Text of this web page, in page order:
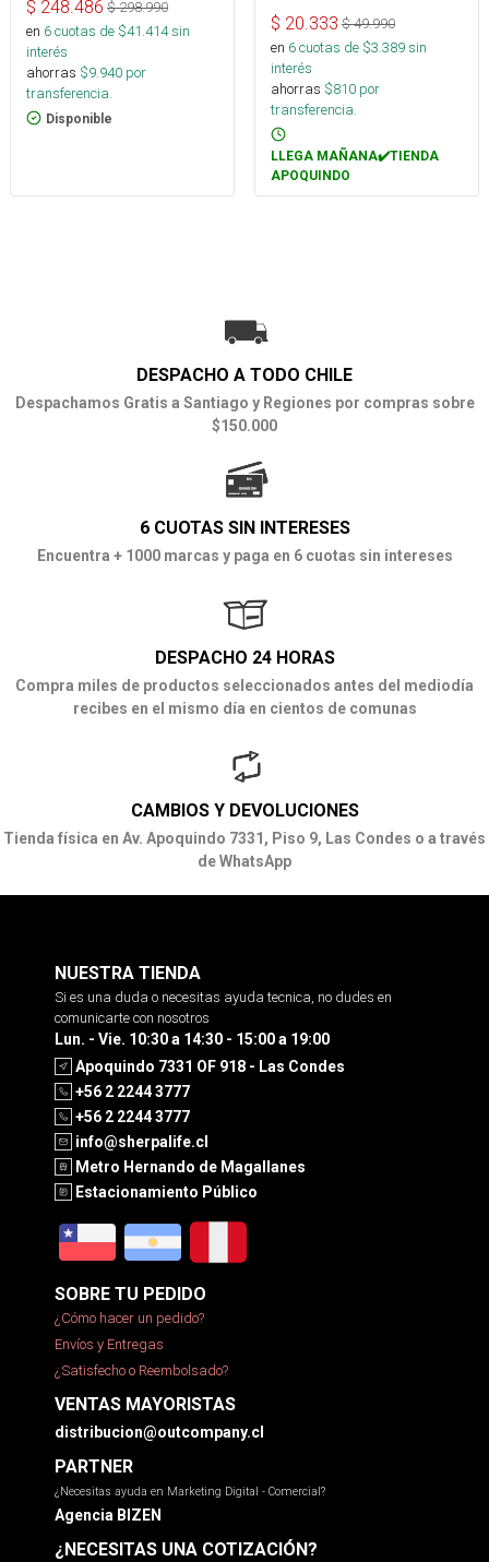
$ 248.486 $298.990
en 6cuotas de $41.414sin
interés
ahorras $9.940 por
transferencia.
Disponible
$ 20.333 $49.990
en 6cuotas de $3.389sin
interés
ahorras $810 por
transferencia.
LLEGA MAÑANA✔️TIENDA
APOQUINDO
DESPACHO A TODO CHILE
Despachamos Gratis a Santiago y Regiones por compras sobre
$150.000
6 CUOTAS SIN INTERESES
Encuentra + 1000 marcas y paga en 6 cuotas sin intereses
DESPACHO 24 HORAS
Compra miles de productos seleccionados antes del mediodía
recibes en el mismo día en cientos de comunas
CAMBIOS Y DEVOLUCIONES
Tienda física en Av. Apoquindo 7331, Piso 9, Las Condes o a través
de WhatsApp
NUESTRA TIENDA
Si es una duda o necesitas ayuda tecnica, no dudes en
comunicarte con nosotros
Lun. - Vie. 10:30 a 14:30 - 15:00 a 19:00
Apoquindo 7331 OF 918 - Las Condes
+56 2 2244 3777
+56 2 2244 3777
info@sherpalife.cl
Metro Hernando de Magallanes
Estacionamiento Público
SOBRE TU PEDIDO
¿Cómo hacer un pedido?
Envíos y Entregas
¿Satisfecho o Reembolsado?
VENTAS MAYORISTAS
distribucion@outcompany.cl
PARTNER
¿Necesitas ayuda en Marketing Digital - Comercial?
Agencia BIZEN
¿NECESITAS UNA COTIZACIÓN?